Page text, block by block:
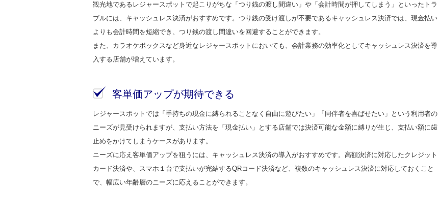
観光地であるレジャースポットで起こりがちな「つり銭の渡し間違い」や「会計時間が押してしまう」といったトラ
ブルには、キャッシュレス決済がおすすめです。つり銭の受け渡しが不要であるキャッシュレス決済では、現金払い
よりも会計時間を短縮でき、つり銭の渡し間違いを回避することができます。
また、カラオケボックスなど身近なレジャースポットにおいても、会計業務の効率化としてキャッシュレス決済を導
入する店舗が増えています。
客単価アップが期待できる
レジャースポットでは「手持ちの現金に縛られることなく自由に遊びたい」「同伴者を喜ばせたい」という利用者の
ニーズが見受けられますが、支払い方法を「現金払い」とする店舗では決済可能な金額に縛りが生じ、支払い額に歯
止めをかけてしまうケースがあります。
ニーズに応え客単価アップを狙うには、キャッシュレス決済の導入がおすすめです。高額決済に対応したクレジット
カード決済や、スマホ１台で支払いが完結するQRコード決済など、複数のキャッシュレス決済に対応しておくこと
で、幅広い年齢層のニーズに応えることができます。